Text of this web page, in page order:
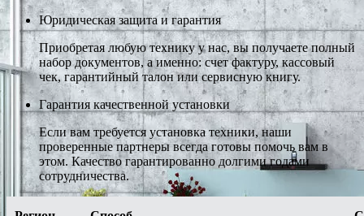
Юридическая защита и гарантия
Приобретая любую технику у нас, вы получаете полный
набор документов, а именно: счет фактуру, кассовый
чек, гарантийный талон или сервисную книгу.
Гарантия качественной установки
Если вам требуется установка техники, наши
проверенные партнеры всегда готовы помочь вам в
этом. Качество гарантированно долгими годами
сотрудничества.